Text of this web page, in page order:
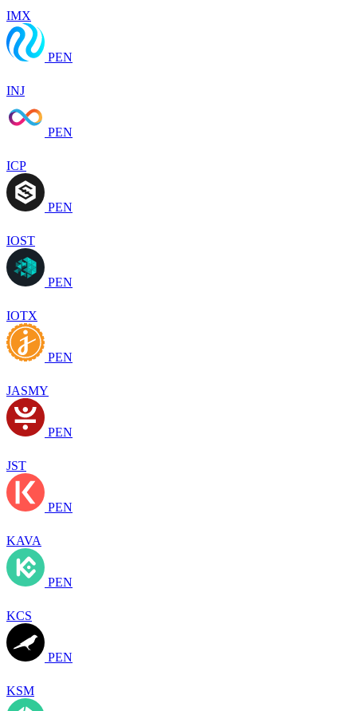
IMX
PEN
INJ
PEN
ICP
PEN
IOST
PEN
IOTX
PEN
JASMY
PEN
JST
PEN
KAVA
PEN
KCS
PEN
KSM